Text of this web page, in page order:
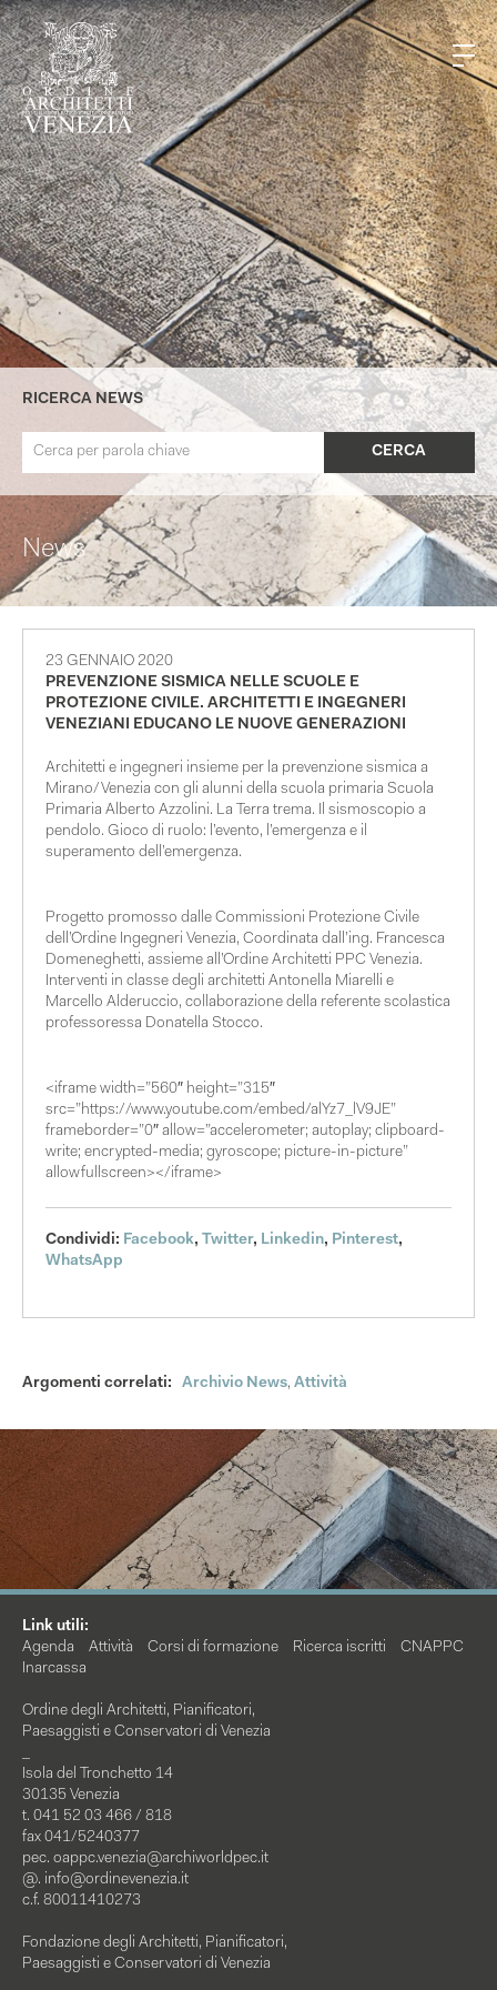
RICERCA NEWS
News
23 GENNAIO 2020
PREVENZIONE SISMICA NELLE SCUOLE E
PROTEZIONE CIVILE. ARCHITETTI E INGEGNERI
VENEZIANI EDUCANO LE NUOVE GENERAZIONI
Architetti e ingegneri insieme per la prevenzione sismica a
Mirano/Venezia con gli alunni della scuola primaria Scuola
Primaria Alberto Azzolini. La Terra trema. Il sismoscopio a
pendolo. Gioco di ruolo: l’evento, l’emergenza e il
superamento dell’emergenza.
Progetto promosso dalle Commissioni Protezione Civile
dell’Ordine Ingegneri Venezia, Coordinata dall’ing. Francesca
Domeneghetti, assieme all’Ordine Architetti PPC Venezia.
Interventi in classe degli architetti Antonella Miarelli e
Marcello Alderuccio, collaborazione della referente scolastica
professoressa Donatella Stocco.
<iframe width=”560″ height=”315″
src=”https://www.youtube.com/embed/alYz7_lV9JE”
frameborder=”0″ allow=”accelerometer; autoplay; clipboard-
write; encrypted-media; gyroscope; picture-in-picture”
allowfullscreen></iframe>
Condividi: Facebook, Twitter, Linkedin, Pinterest,
WhatsApp
Argomenti correlati: Archivio News, Attività
Link utili:
Agenda
Attività Corsi di formazione Ricerca iscritti
CNAPPC
Inarcassa
Ordine degli Architetti, Pianificatori,
Paesaggisti e Conservatori di Venezia
Isola del Tronchetto 14
30135 Venezia
t. 041 52 03 466 / 818
fax 041/5240377
pec. oappc.venezia@archiworldpec.it
@. info@ordinevenezia.it
c.f. 80011410273
Fondazione degli Architetti, Pianificatori,
Paesaggisti e Conservatori di Venezia